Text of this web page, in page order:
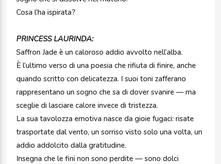
Cosa l’ha ispirata?
PRINCESS LAURINDA:
Saffron Jade è un caloroso addio avvolto nell’alba.
È l’ultimo verso di una poesia che rifiuta di finire, anche
quando scritto con delicatezza. I suoi toni zafferano
rappresentano un sogno che sa di dover svanire — ma
sceglie di lasciare calore invece di tristezza.
La sua tavolozza emotiva nasce da gioie fugaci: risate
trasportate dal vento, un sorriso visto solo una volta, un
addio addolcito dalla gratitudine.
Insegna che le fini non sono perdite — sono dolci